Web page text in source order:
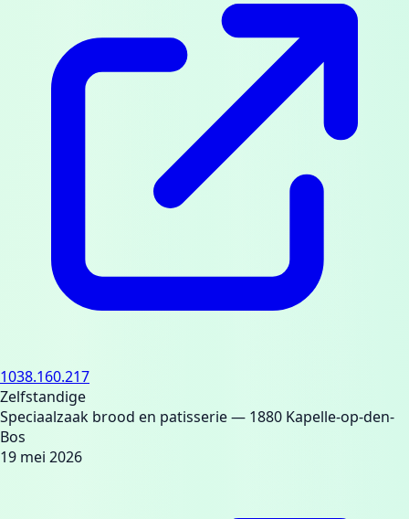
1038.160.217
Zelfstandige
Speciaalzaak brood en patisserie— 1880 Kapelle-op-den-
Bos
19 mei 2026